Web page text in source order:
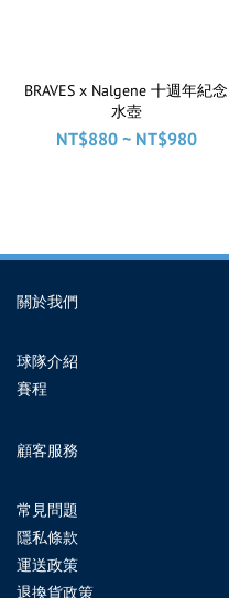
BRAVES x Nalgene 十週年紀念
水壺
NT$880 ~ NT$980
關於我們
球隊介紹
賽程
顧客服務
常見問題
隱私條款
運送政策
退換貨政策